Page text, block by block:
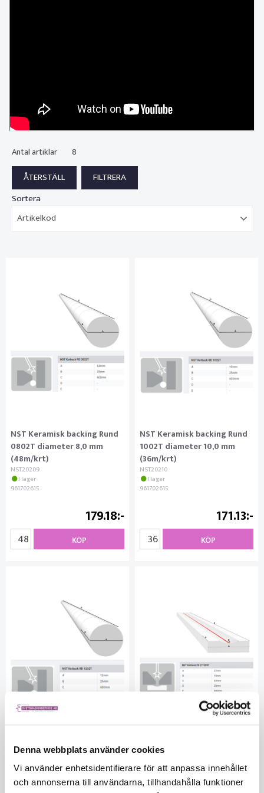
Denna webbplats använder cookies
Vi använder enhetsidentifierare för att anpassa innehållet
och annonserna till användarna, tillhandahålla funktioner
Antal artiklar 8
Sortera
Artikelkod
NST Keramisk backing Rund
0802T diameter 8,0 mm
(48m/krt)
NST20209
I lager
961702615
179.18
KÖP
NST Keramisk backing Rund
1002T diameter 10,0 mm
(36m/krt)
NST20210
I lager
961702615
171.13
KÖP
1202T diameter 12,0 mm
(36m/krt)
NST20211
I lager
rund 271009T (18m/krt)
NST20213
961702615